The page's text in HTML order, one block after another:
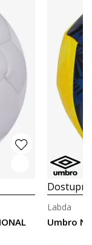
Umbro
Labda